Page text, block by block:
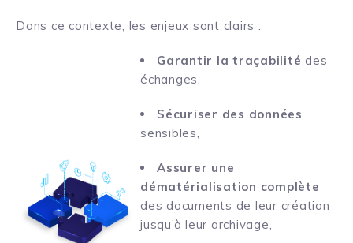
Dans ce contexte, les enjeux sont clairs :
Garantir la traçabilité des
échanges,
Sécuriser des données
sensibles,
Assurer une
dématérialisation complète
des documents de leur création
jusqu’à leur archivage,